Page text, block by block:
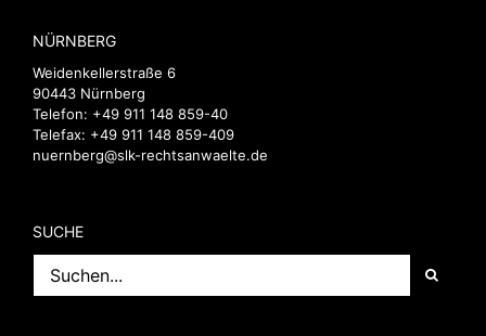
NÜRNBERG
Weidenkellerstraße 6
90443 Nürnberg
Telefon: +49 911 148 859-40
Telefax: +49 911 148 859-409
nuernberg@slk-rechtsanwaelte.de
SUCHE
nach: